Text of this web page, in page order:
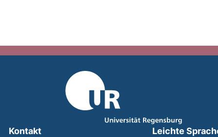
Kontakt
Leichte